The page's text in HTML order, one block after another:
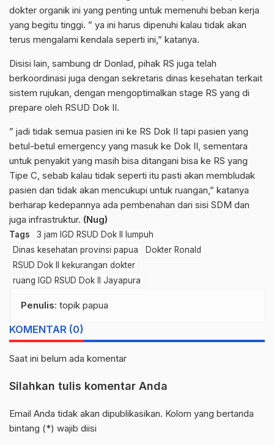
dokter organik ini yang penting untuk memenuhi beban kerja
yang begitu tinggi. ” ya ini harus dipenuhi kalau tidak akan
terus mengalami kendala seperti ini,” katanya.
Disisi lain, sambung dr Donlad, pihak RS juga telah
berkoordinasi juga dengan sekretaris dinas kesehatan terkait
sistem rujukan, dengan mengoptimalkan stage RS yang di
prepare oleh RSUD Dok II.
” jadi tidak semua pasien ini ke RS Dok II tapi pasien yang
betul-betul emergency yang masuk ke Dok II, sementara
untuk penyakit yang masih bisa ditangani bisa ke RS yang
Tipe C, sebab kalau tidak seperti itu pasti akan membludak
pasien dan tidak akan mencukupi untuk ruangan,” katanya
berharap kedepannya ada pembenahan dari sisi SDM dan
juga infrastruktur. (Nug)
Tags
3 jam IGD RSUD Dok II lumpuh
Dinas kesehatan provinsi papua
Dokter Ronald
RSUD Dok II kekurangan dokter
ruang IGD RSUD Dok II Jayapura
Penulis: topik papua
KOMENTAR (0)
Saat ini belum ada komentar
Silahkan tulis komentar Anda
Email Anda tidak akan dipublikasikan. Kolom yang bertanda
bintang (*) wajib diisi